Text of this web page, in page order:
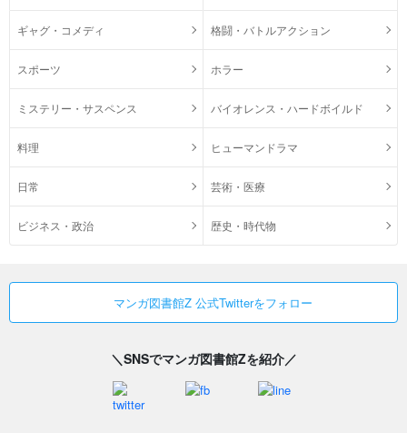
ギャグ・コメディ 格闘・バトルアクション
スポーツ ホラー
ミステリー・サスペンス バイオレンス・ハードボイルド
料理 ヒューマンドラマ
日常 芸術・医療
ビジネス・政治 歴史・時代物
マンガ図書館Z 公式Twitterをフォロー
＼SNSでマンガ図書館Zを紹介／